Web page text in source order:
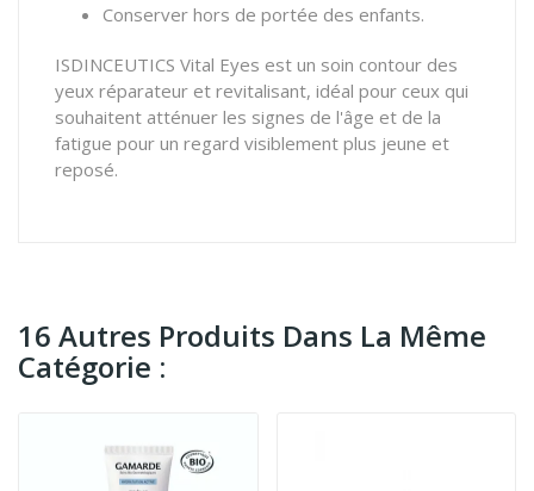
Conserver hors de portée des enfants.
ISDINCEUTICS Vital Eyes est un soin contour des
yeux réparateur et revitalisant, idéal pour ceux qui
souhaitent atténuer les signes de l'âge et de la
fatigue pour un regard visiblement plus jeune et
reposé.
16 Autres Produits Dans La Même
Catégorie :